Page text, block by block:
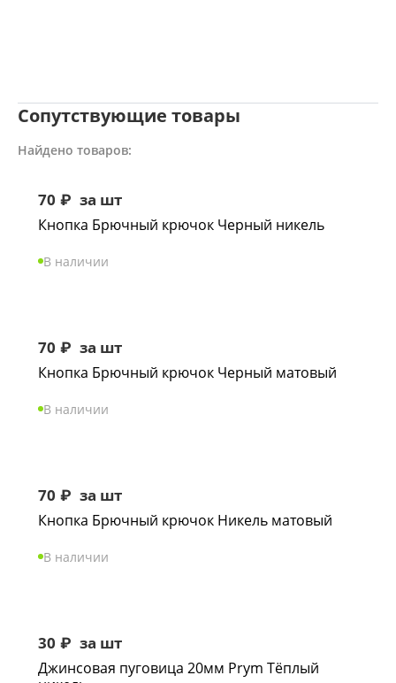
Сопутствующие товары
Найдено товаров:
70 ₽ за шт
Кнопка Брючный крючок Черный никель
В наличии
70 ₽ за шт
Кнопка Брючный крючок Черный матовый
В наличии
70 ₽ за шт
Кнопка Брючный крючок Никель матовый
В наличии
30 ₽ за шт
Джинсовая пуговица 20мм Prym Тёплый